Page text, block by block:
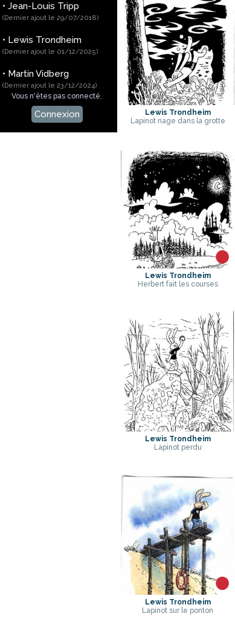
• Jean-Louis Tripp
(Dernier ajout le 29/07/2018)
• Lewis Trondheim
(Dernier ajout le 01/12/2025)
• Martin Vidberg
(Dernier ajout le 23/12/2024)
Vous n'êtes pas connecté.
Connexion
Lewis Trondheim
Lapinot nage dans la grotte
Lewis Trondheim
Herbert fait les courses
Lewis Trondheim
Lapinot perdu
Lewis Trondheim
Lapinot sur le ponton